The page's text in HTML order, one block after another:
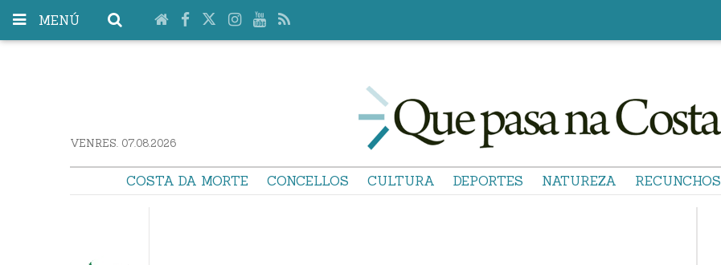
MENÚ
VENRES. 07.08.2026
COSTA DA MORTE CONCELLOS CULTURA DEPORTES NATUREZA RECUNCHOS